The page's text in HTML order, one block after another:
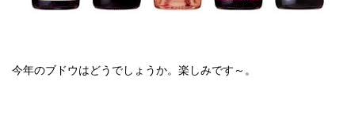
今年のブドウはどうでしょうか。楽しみです～。